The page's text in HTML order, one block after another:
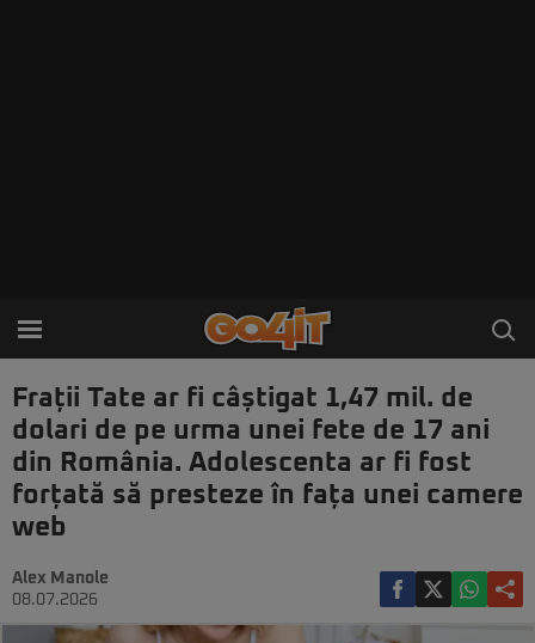
Frații Tate ar fi câștigat 1,47 mil. de
dolari de pe urma unei fete de 17 ani
din România. Adolescenta ar fi fost
forțată să presteze în fața unei camere
web
Alex Manole
08.07.2026